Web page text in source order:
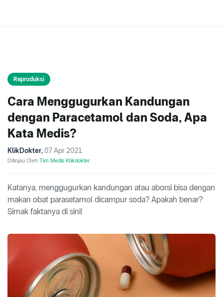
Reproduksi
Cara Menggugurkan Kandungan
dengan Paracetamol dan Soda, Apa
Kata Medis?
KlikDokter, 07 Apr 2021
Ditinjau Oleh Tim Medis Klikdokter
Katanya, menggugurkan kandungan atau aborsi bisa dengan
makan obat parasetamol dicampur soda? Apakah benar?
Simak faktanya di sini!